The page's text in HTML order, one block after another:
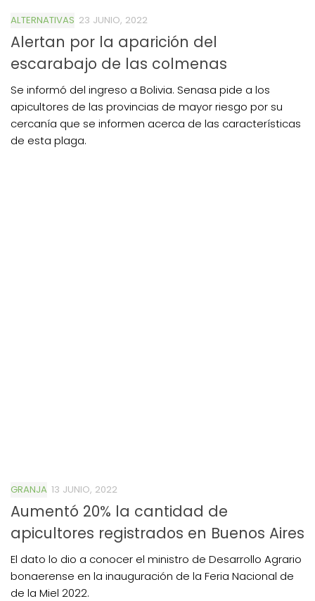
ALTERNATIVAS 23 JUNIO, 2022
Alertan por la aparición del
escarabajo de las colmenas
Se informó del ingreso a Bolivia. Senasa pide a los
apicultores de las provincias de mayor riesgo por su
cercanía que se informen acerca de las características
de esta plaga.
GRANJA 13 JUNIO, 2022
Aumentó 20% la cantidad de
apicultores registrados en Buenos Aires
El dato lo dio a conocer el ministro de Desarrollo Agrario
bonaerense en la inauguración de la Feria Nacional de
de la Miel 2022.